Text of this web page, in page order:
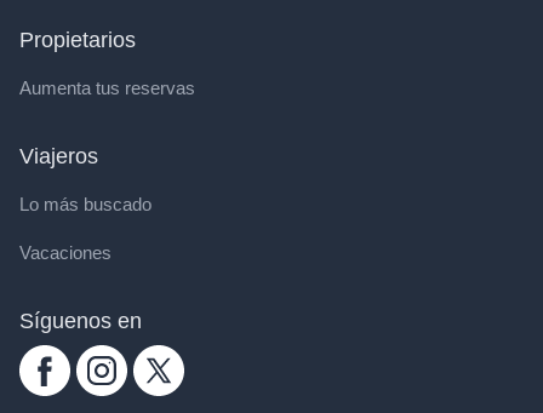
Propietarios
Aumenta tus reservas
Viajeros
Lo más buscado
Vacaciones
Síguenos en